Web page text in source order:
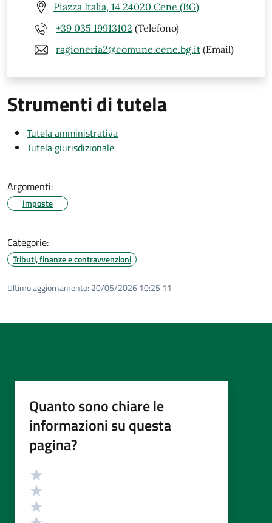
Piazza Italia, 14 24020 Cene (BG)
+39 035 19913102 (Telefono)
ragioneria2@comune.cene.bg.it (Email)
Strumenti di tutela
Tutela amministrativa
Tutela giurisdizionale
Argomenti:
Imposte
Categorie:
Tributi, finanze e contravvenzioni
Ultimo aggiornamento: 20/05/2026 10:25.11
Quanto sono chiare le
informazioni su questa
pagina?
Valutazione